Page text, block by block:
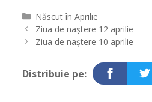
Categorii
Născut în Aprilie
Navigare
în
Ziua de naștere 12 aprilie
Ziua de naștere 10 aprilie
Distribuie pe: